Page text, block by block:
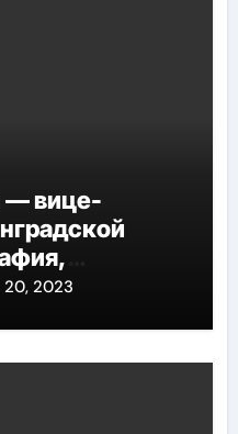
— вице-
в развитие
20, 2023